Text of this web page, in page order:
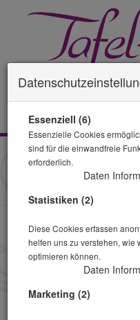
Glas Landhaus vintage
Glasserie Landhaus vintage
Highlight für gehobener
perfekte
Perfekt für jede Hochzeit
Landhausstil und shabby
Essenziell (6)
Essenzielle Cookies
sind für die einwandfreie
erforderlich.
Daten
Statistiken (2)
Diese Cookies erfassen
helfen uns zu verstehen, wie
optimieren können.
Daten
Marketing (2)